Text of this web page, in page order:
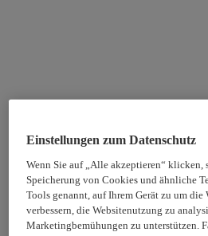
Einstellungen zum Datenschutz
Wenn Sie auf „Alle akzeptieren“ klicken,
Speicherung von Cookies und ähnliche
Tools genannt, auf Ihrem Gerät zu um
verbessern, die Websitenutzung zu
Marketingbemühungen zu unterstützen.